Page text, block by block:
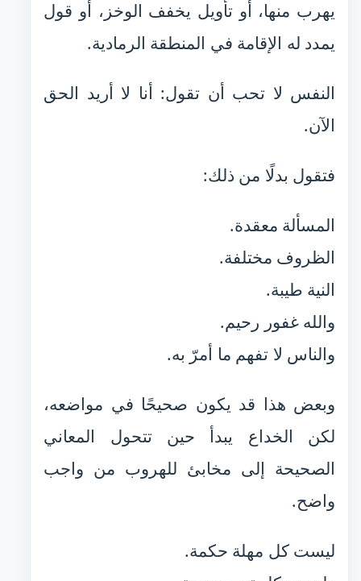
يهرب منها، أو تأويل يخفف الوخز، أو قول
يمدد له الإقامة في المنطقة الرمادية.
النفس لا تحب أن تقول: أنا لا أريد الحق
الآن.
فتقول بدلًا من ذلك:
المسألة معقدة.
الظروف مختلفة.
النية طيبة.
والله غفور رحيم.
والناس لا تفهم ما أمرّ به.
وبعض هذا قد يكون صحيحًا في مواضعه،
لكن الخداع يبدأ حين تتحول المعاني
الصحيحة إلى مخابئ للهروب من واجب
واضح.
ليست كل مهلة حكمة.